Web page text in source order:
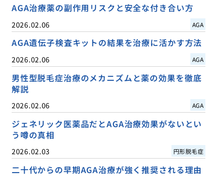
AGA治療薬の副作用リスクと安全な付き合い方
2026.02.06 AGA
AGA遺伝子検査キットの結果を治療に活かす方法
2026.02.06 AGA
男性型脱毛症治療のメカニズムと薬の効果を徹底
解説
2026.02.06 AGA
ジェネリック医薬品だとAGA治療効果がないとい
う噂の真相
2026.02.03 円形脱毛症
二十代からの早期AGA治療が強く推奨される理由